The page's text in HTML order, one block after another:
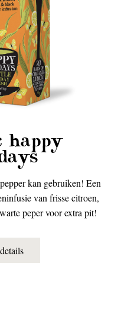
happy
kan gebruiken! Een
van frisse citroen,
peper voor extra pit!